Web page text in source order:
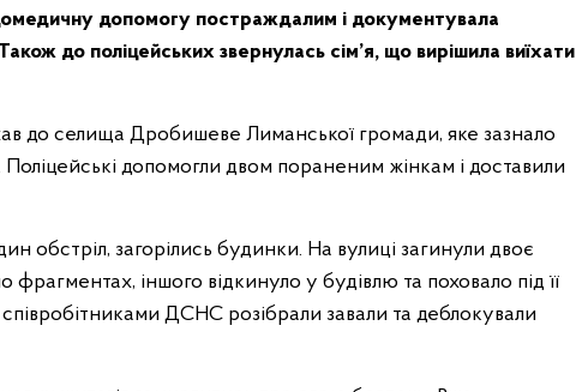
домедичну допомогу постраждалим і документувала
до поліцейських звернулась сім’я, що вирішила виїхати
до селища Дробишеве Лиманської громади, яке зазнало
допомогли двом пораненим жінкам і доставили
обстріл, загорілись будинки. На вулиці загинули двоє
фрагментах, іншого відкинуло у будівлю та поховало під її
співробітниками ДСНС розібрали завали та деблокували